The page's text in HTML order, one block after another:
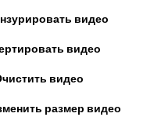
видео
видео
видео
размер видео